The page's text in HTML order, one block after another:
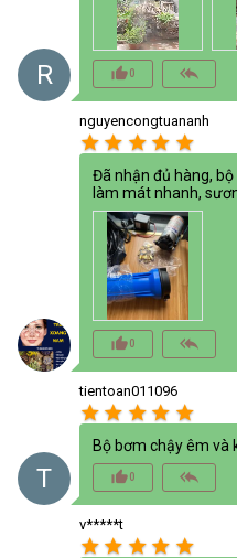
R thumb_up_alt0 reply_all
nguyencongtuananh
star star star star star
Đã nhận đủ hàng,
làm mát nhanh,
thumb_up_alt0 reply_all
T
tientoan011096
star star star star star
Bộ bơm chậy êm và
thumb_up_alt0 reply_all
v*****t
star star star star star